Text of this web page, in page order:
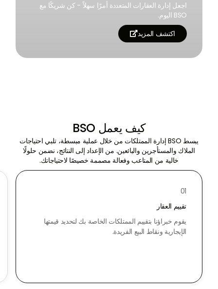
اجعل إدارة العقارات المتعددة أمرًا سهلاً - كن شريكًا مع
BSO اليوم.
اكتشف المزيد
كيف يعمل BSO
يبسط BSO إدارة الممتلكات من خلال عملية مبسطة، تلبي احتياجات
الملاك والمستأجرين والبائعين. من الإعداد إلى النتائج، نضمن حلولًا
خالية من المتاعب وفعالة مصممة خصيصًا لاحتياجاتك.
01
تقييم العقار
يقوم خبراؤنا بتقييم الممتلكات الخاصة بك لتحديد قيمتها
الإيجارية ونقاط البيع الفريدة.